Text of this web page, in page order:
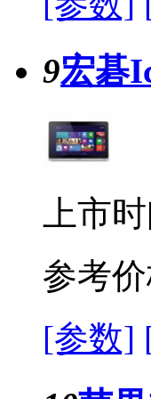
9宏碁
上市
参考价
[参数]